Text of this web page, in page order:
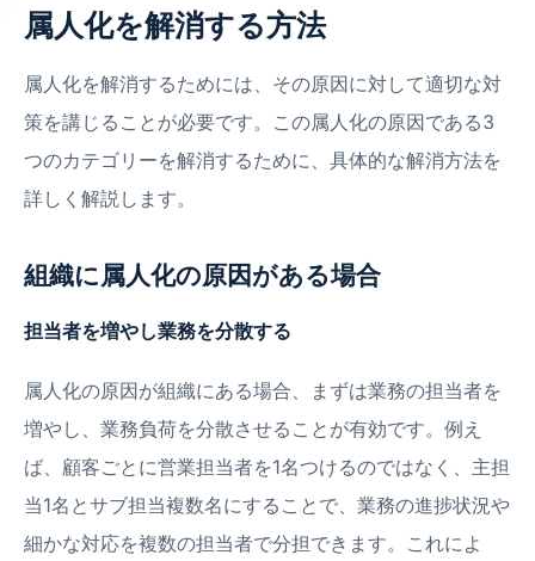
属人化を解消する方法
属人化を解消するためには、その原因に対して適切な対
策を講じることが必要です。この属人化の原因である3
つのカテゴリーを解消するために、具体的な解消方法を
詳しく解説します。
組織に属人化の原因がある場合
担当者を増やし業務を分散する
属人化の原因が組織にある場合、まずは業務の担当者を
増やし、業務負荷を分散させることが有効です。例え
ば、顧客ごとに営業担当者を1名つけるのではなく、主担
当1名とサブ担当複数名にすることで、業務の進捗状況や
細かな対応を複数の担当者で分担できます。これによ